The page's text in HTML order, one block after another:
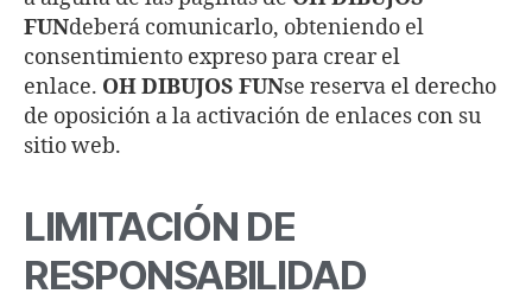
FUNdeberá comunicarlo, obteniendo el
consentimiento expreso para crear el
enlace. OH DIBUJOS FUNse reserva el derecho
de oposición a la activación de enlaces con su
sitio web.
LIMITACIÓN DE
RESPONSABILIDAD